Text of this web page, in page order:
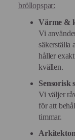
bröllopspar:
Värme &
Vi
säkerställa
håller
kvällen.
Sensorisk
Vi väljer
för att
timmar.